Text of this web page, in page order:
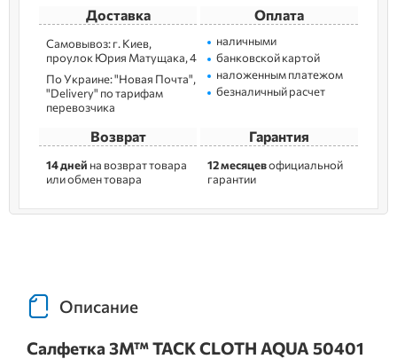
Доставка
Самовывоз: г. Kиев,
пpoулoк Юрия Матущака, 4
По Украине: "Новая Почта",
"Delivery" по тарифам
перевозчика
Оплата
наличными
банковской картой
наложенным платежом
безналичный расчет
Возврат
14 дней на возврат товара
или обмен товара
Гарантия
12 месяцевофициальной
гарантии
Описание
Салфетка 3M™ TACK CLOTH AQUA 50401